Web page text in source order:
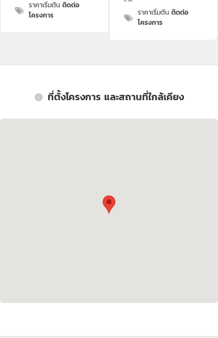
ราคาเริ่มต้น ติดต่อ
โครงการ
ราคาเริ่มต้น ติดต่อ
โครงการ
ที่ตั้งโครงการ และสถานที่ใกล้เคียง